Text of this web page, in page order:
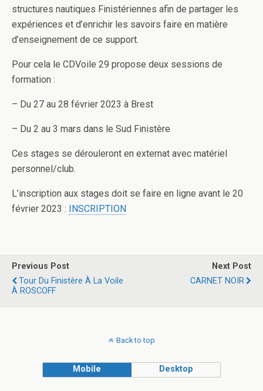
structures nautiques Finistériennes afin de partager les
expériences et d’enrichir les savoirs faire en matière
d’enseignement de ce support.
Pour cela le CDVoile 29 propose deux sessions de
formation :
– Du 27 au 28 février 2023 à Brest
– Du 2 au 3 mars dans le Sud Finistère
Ces stages se dérouleront en externat avec matériel
personnel/club.
L’inscription aux stages doit se faire en ligne avant le 20
février 2023 : INSCRIPTION
Previous Post
Tour Du Finistère À La Voile
À ROSCOFF
Next Post
CARNET NOIR
Back to top
Mobile Desktop